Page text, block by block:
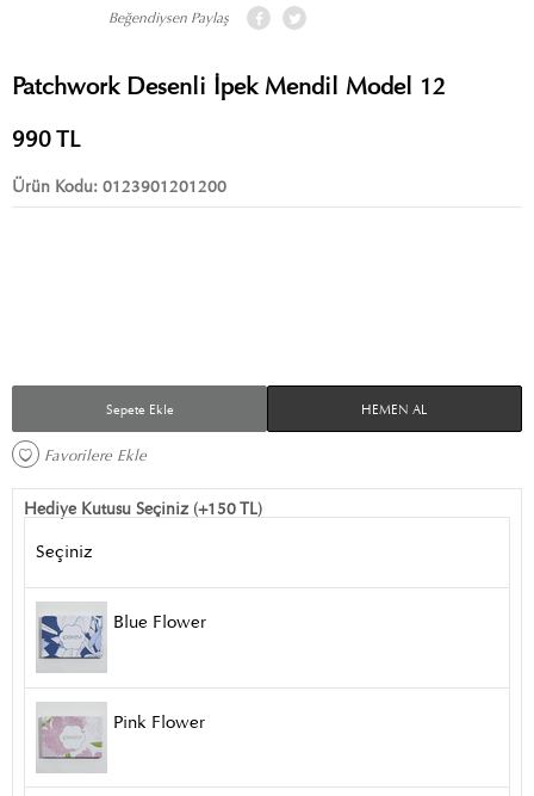
Beğendiysen Paylaş
Patchwork Desenli İpek Mendil Model 12
990TL
Ürün Kodu: 0123901201200
Sepete Ekle HEMEN AL
Favorilere Ekle
Hediye Kutusu Seçiniz (+150 TL)
Seçiniz
Blue Flower
Pink Flower